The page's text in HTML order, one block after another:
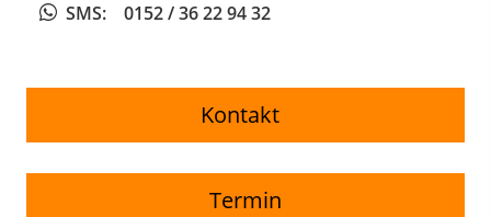
SMS: 0152 / 36 22 94 32
Kontakt
Termin